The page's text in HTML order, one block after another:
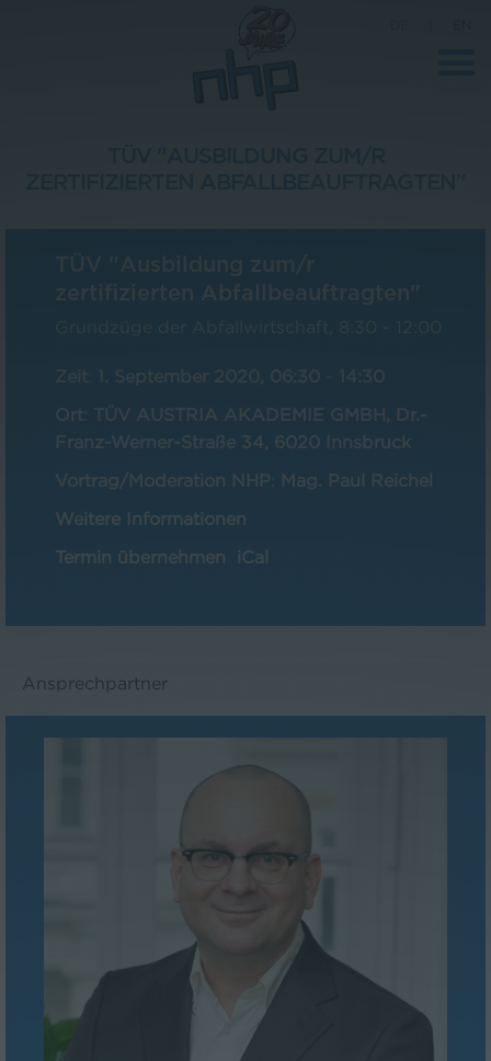
Grundzüge der Abfallwirtschaft, 8:30 - 12:00
Zeit 1. September 2020, 06:30
14:30
Ort
TÜV AUSTRIA AKADEMIE GMBH, Dr.-
Franz-Werner-Straße 34, 6020 Innsbruck
Vortrag/Moderation NHP
Mag. Paul Reichel
Weitere Informationen
Termin übernehmen
iCal
Ansprechpartner